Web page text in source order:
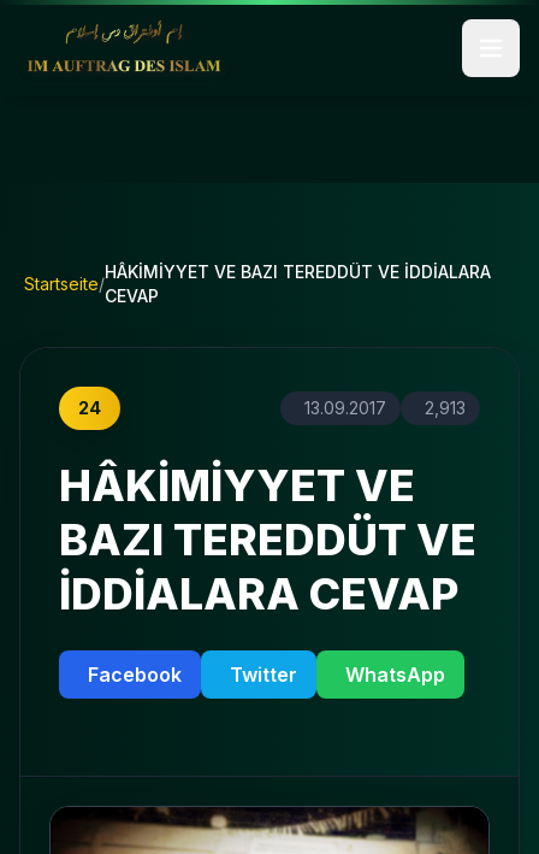
Startseite/
HÂKİMİYYET VE BAZI TEREDDÜT VE İDDİALARA
CEVAP
24 13.09.2017 2,913
HÂKİMİYYET VE
BAZI TEREDDÜT VE
İDDİALARA CEVAP
Facebook Twitter WhatsApp